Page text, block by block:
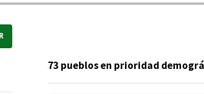
73 pueblos en prioridad